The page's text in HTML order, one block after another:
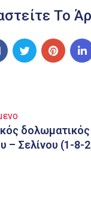
Το
– Σελίνου (1-8-